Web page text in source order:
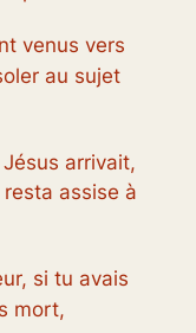
venus vers
au sujet
arrivait,
assise à
si tu avais
mort,